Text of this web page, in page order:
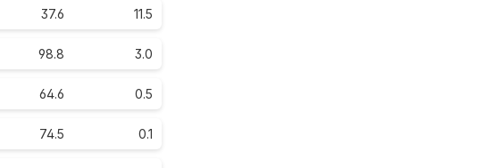
37.6 11.5
98.8 3.0
64.6 0.5
74.5 0.1